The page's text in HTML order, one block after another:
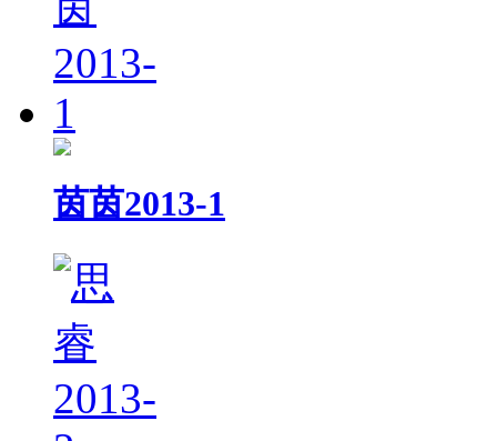
茵茵2013-1